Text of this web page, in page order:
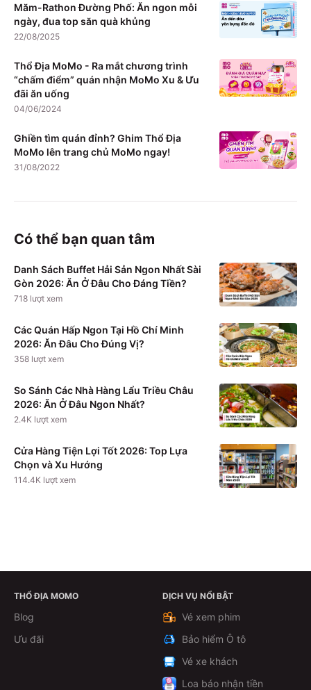
Măm-Rathon Đường Phố: Ăn ngon mỗi
ngày, đua top săn quà khủng
22/08/2025
Thổ Địa MoMo - Ra mắt chương trình
“chấm điểm” quán nhận MoMo Xu & Ưu
đãi ăn uống
04/06/2024
Ghiền tìm quán đỉnh? Ghim Thổ Địa
MoMo lên trang chủ MoMo ngay!
31/08/2022
Có thể bạn quan tâm
Danh Sách Buffet Hải Sản Ngon Nhất Sài
Gòn 2026: Ăn Ở Đâu Cho Đáng Tiền?
718 lượt xem
Các Quán Hấp Ngon Tại Hồ Chí Minh
2026: Ăn Đâu Cho Đúng Vị?
358 lượt xem
So Sánh Các Nhà Hàng Lẩu Triều Châu
2026: Ăn Ở Đâu Ngon Nhất?
2.4K lượt xem
Cửa Hàng Tiện Lợi Tốt 2026: Top Lựa
Chọn và Xu Hướng
114.4K lượt xem
Theo dõi
THỔ ĐỊA MOMO
Blog
Ưu đãi
DỊCH VỤ NỔI BẬT
Vé xem phim
Bảo hiểm Ô tô
Vé xe khách
Loa báo nhận tiền